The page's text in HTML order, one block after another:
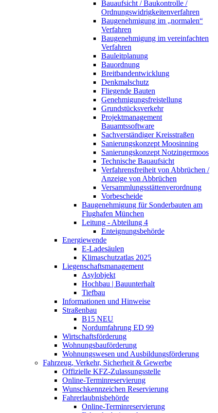
Bauaufsicht / Baukontrolle /
Ordnungswidrigkeitenverfahren
Baugenehmigung im „normalen“
Verfahren
Baugenehmigung im vereinfachten
Verfahren
Bauleitplanung
Bauordnung
Breitbandentwicklung
Denkmalschutz
Fliegende Bauten
Genehmigungsfreistellung
Grundstücksverkehr
Projektmanagement
Bauamtssoftware
Sachverständiger Kreisstraßen
Sanierungskonzept Moosinning
Sanierungskonzept Notzingermoos
Technische Bauaufsicht
Verfahrensfreiheit von Abbrüchen /
Anzeige von Abbrüchen
Versammlungsstättenverordnung
Vorbescheide
Baugenehmigung für Sonderbauten am
Flughafen München
Leitung - Abteilung 4
Enteignungsbehörde
Energiewende
E-Ladesäulen
Klimaschutzatlas 2025
Liegenschaftsmanagement
Asylobjekt
Hochbau | Bauunterhalt
Tiefbau
Informationen und Hinweise
Straßenbau
B15 NEU
Nordumfahrung ED 99
Wirtschaftsförderung
Wohnungsbauförderung
Wohnungswesen und Ausbildungsförderung
Fahrzeug, Verkehr, Sicherheit & Gewerbe
Offizielle KFZ-Zulassungsstelle
Online-Terminreservierung
Wunschkennzeichen Reservierung
Fahrerlaubnisbehörde
Online-Terminreservierung